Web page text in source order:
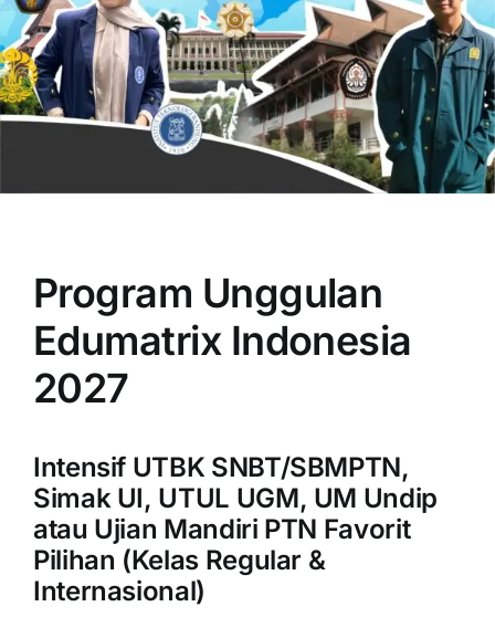
OUR PROGRAM
CONTACT US
Program Unggulan
Edumatrix Indonesia
2027
Intensif UTBK SNBT/SBMPTN,
Simak UI, UTUL UGM, UM Undip
atau Ujian Mandiri PTN Favorit
Pilihan (Kelas Regular &
Internasional)